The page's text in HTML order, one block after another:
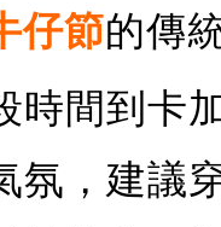
仔節的傳
時間到卡
氛，建議